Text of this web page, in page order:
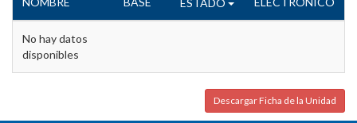
ESTADO
No hay datos
disponibles
Descargar Ficha de la Unidad